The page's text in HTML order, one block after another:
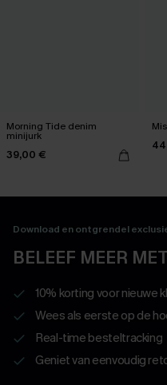
Morning Tide denim
minijurk
39,00 €
Download en ontgrendel
BELEEF MEER
10% korting voor nieuwe
Wees als eerste op de
Real-time besteltracking
Geniet van eenvoudig